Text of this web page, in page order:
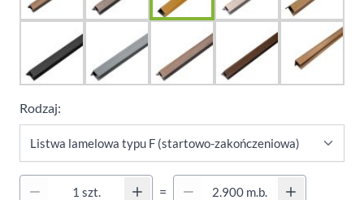
Rodzaj:
=
Quantity (Secondary)